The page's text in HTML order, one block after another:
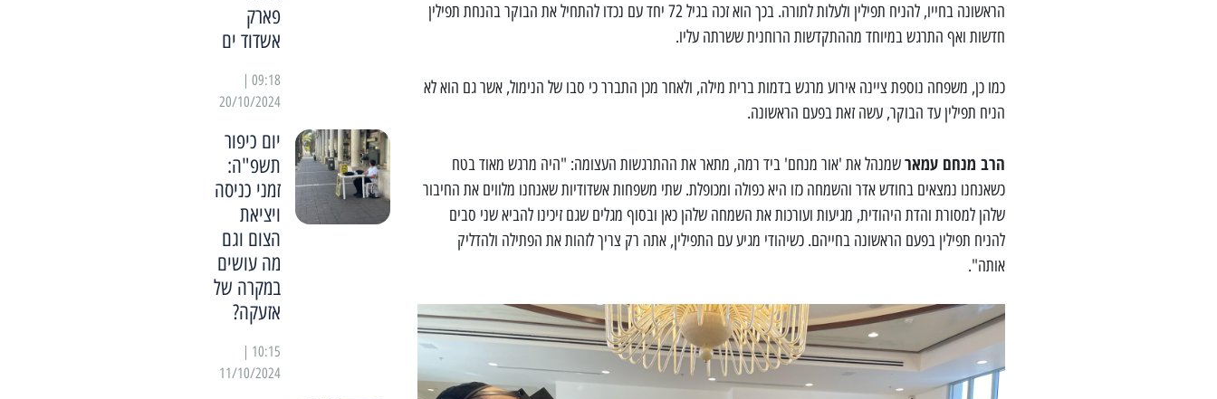
הראשונה בחייו, להניח תפילין ולעלות לתורה. בכך הוא זכה בגיל 72 יחד עם נכדו להתחיל את הבוקר בהנחת תפילין
חדשות ואף התרגש במיוחד מההתקדשות הרוחנית ששרתה עליו.
כמו כן, משפחה נוספת ציינה אירוע מרגש בדמות ברית מילה, ולאחר מכן התברר כי סבו של הנימול, אשר גם הוא לא
הניח תפילין עד הבוקר, עשה זאת בפעם הראשונה.
הרב מנחם עמארשמנהל את 'אור מנחם' ביד רמה, מתאר את ההתרגשות העצומה: "היה מרגש מאוד בטח
כשאנחנו נמצאים בחודש אדר והשמחה כזו היא כפולה ומכופלת. שתי משפחות אשדודיות שאנחנו מלווים את החיבור
שלהן למסורת והדת היהודית, מגיעות ועורכות את השמחה שלהן כאן ובסוף מגלים שגם זיכינו להביא שני סבים
להניח תפילין בפעם הראשונה בחייהם. כשיהודי מגיע עם התפילין, אתה רק צריך לזהות את הפתילה ולהדליק
אותה".
פארק
אשדוד ים
20/10/2024
יום כיפור
תשפ"ה:
זמני כניסה
ויציאת
הצום וגם
מה עושים
במקרה של
אזעקה?
11/10/2024